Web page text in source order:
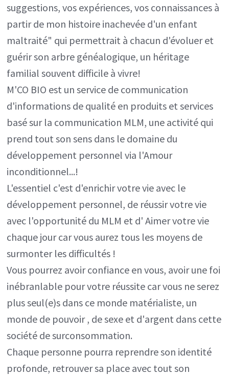
suggestions, vos expériences, vos connaissances à
partir de mon histoire inachevée d'un enfant
maltraité" qui permettrait à chacun d'évoluer et
guérir son arbre généalogique, un héritage
familial souvent difficile à vivre!
M'CO BIO est un service de communication
d'informations de qualité en produits et services
basé sur la communication MLM, une activité qui
prend tout son sens dans le domaine du
développement personnel via l'Amour
inconditionnel...!
L'essentiel c'est d'enrichir votre vie avec le
développement personnel, de réussir votre vie
avec l'opportunité du MLM et d' Aimer votre vie
chaque jour car vous aurez tous les moyens de
surmonter les difficultés !
Vous pourrez avoir confiance en vous, avoir une foi
inébranlable pour votre réussite car vous ne serez
plus seul(e)s dans ce monde matérialiste, un
monde de pouvoir , de sexe et d'argent dans cette
société de surconsommation.
Chaque personne pourra reprendre son identité
profonde, retrouver sa place avec tout son